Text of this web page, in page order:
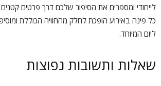
לייחודי ומספרים את הסיפור שלכם דרך פרטים
כל פינה באירוע הופכת לחלק מהחוויה הכוללת
ליום המיוחד.
שאלות ותשובות נפוצות